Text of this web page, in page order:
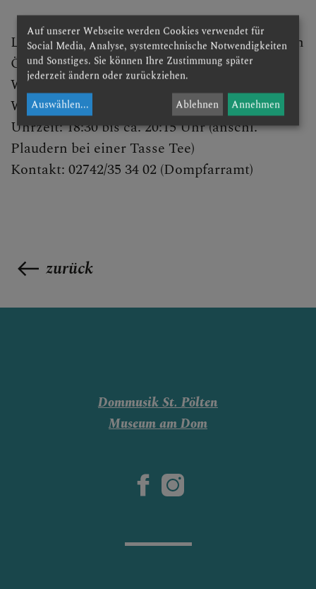
GLAUBENSVERTIEFUNG
DOMKIRCHE
Lobpreis, Bibel teilen, Fürbittgebet, Austausch
Ökumenisch offen
WANN: jeden Mittwoch (außer Feiertage)
WO: Gruppenraum der Dompfarre
Uhrzeit: 18:30 bis ca. 20:15 Uhr (anschl.
Plaudern bei einer Tasse Tee)
Kontakt: 02742/35 34 02 (Dompfarramt)
zurück
Dommusik St. Pölten
Museum am Dom
Auf unserer Webseite werden Cookies verwendet für
Social Media, Analyse, systemtechnische Notwendigkeiten
und Sonstiges. Sie können Ihre Zustimmung später
jederzeit ändern oder zurückziehen.
Auswählen... Ablehnen Annehmen